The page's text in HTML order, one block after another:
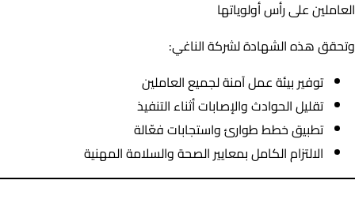
العاملين على رأس أولوياتها
وتحقق هذه الشهادة لشركة الناغي:
توفير بيئة عمل آمنة لجميع العاملين
تقليل الحوادث والإصابات أثناء التنفيذ
تطبيق خطط طوارئ واستجابات فعّالة
الالتزام الكامل بمعايير الصحة والسلامة المهنية